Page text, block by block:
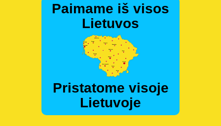
Paimame iš visos
Lietuvos
Pristatome visoje
Lietuvoje